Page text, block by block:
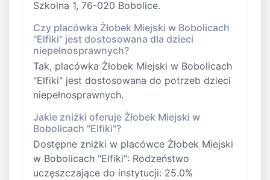
Szkolna 1, 76-020 Bobolice.
Czy placówka Żłobek Miejski w Bobolicach
"Elfiki" jest dostosowana dla dzieci
niepełnosprawnych?
Tak, placówka Żłobek Miejski w Bobolicach
"Elfiki" jest dostosowana do potrzeb dzieci
niepełnosprawnych.
Jakie zniżki oferuje Żłobek Miejski w
Bobolicach "Elfiki"?
Dostępne zniżki w placówce Żłobek Miejski
w Bobolicach "Elfiki": Rodzeństwo
uczęszczające do instytucji: 25.0%